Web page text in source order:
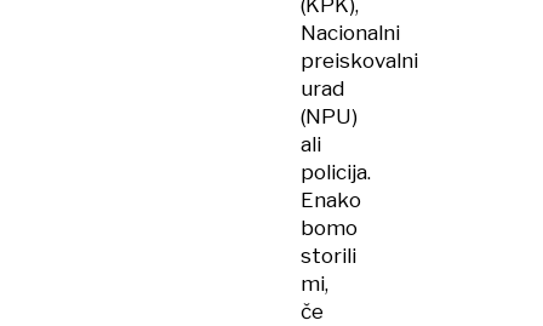
(KPK),
Nacionalni
preiskovalni
urad
(NPU)
ali
policija.
Enako
bomo
storili
mi,
če